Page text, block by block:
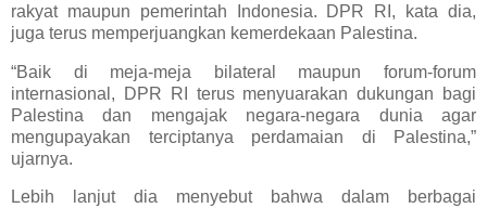
rakyat maupun pemerintah Indonesia. DPR RI, kata dia,
juga terus memperjuangkan kemerdekaan Palestina.
“Baik di meja-meja bilateral maupun forum-forum
internasional, DPR RI terus menyuarakan dukungan bagi
Palestina dan mengajak negara-negara dunia agar
mengupayakan terciptanya perdamaian di Palestina,”
ujarnya.
Lebih lanjut dia menyebut bahwa dalam berbagai